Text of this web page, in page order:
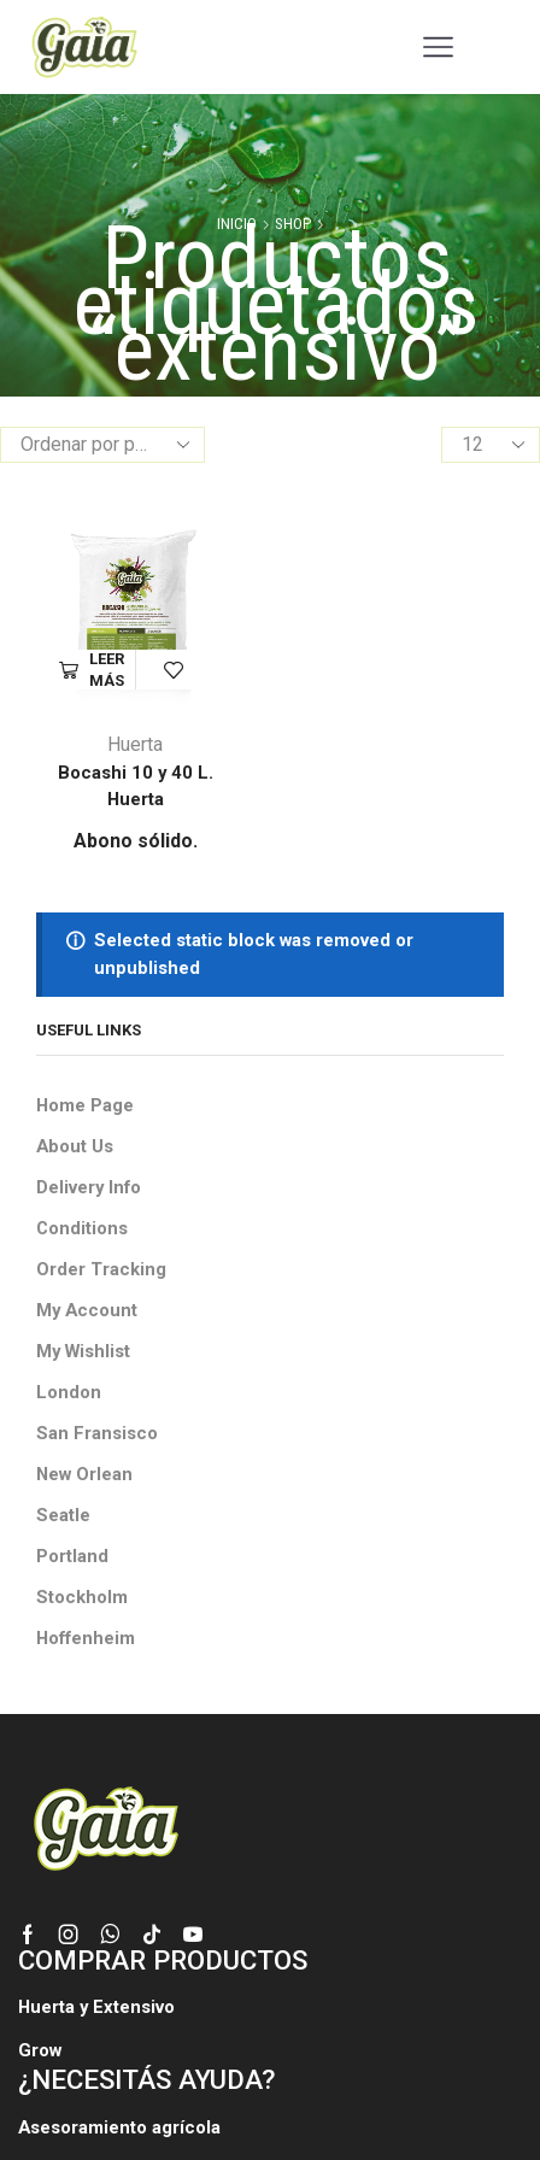
INICIO SHOP
Productos
etiquetados
“extensivo”
Products
LEER
MÁS
Huerta
Bocashi 10 y 40 L.
Huerta
Abono sólido.
Selected static block was removed or
unpublished
USEFUL LINKS
Home Page
About Us
Delivery Info
Conditions
Order Tracking
My Account
My Wishlist
London
San Fransisco
New Orlean
Seatle
Portland
Stockholm
Hoffenheim
Facebook
Instagram
Whatsapp
Tik- Youtube
COMPRAR PRODUCTOS
Huerta y Extensivo
Grow
¿NECESITÁS AYUDA?
Asesoramiento agrícola